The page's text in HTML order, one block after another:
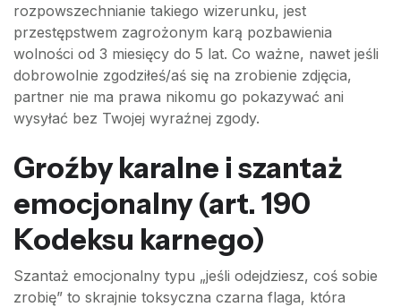
rozpowszechnianie takiego wizerunku, jest
przestępstwem zagrożonym karą pozbawienia
wolności od 3 miesięcy do 5 lat. Co ważne, nawet jeśli
dobrowolnie zgodziłeś/aś się na zrobienie zdjęcia,
partner nie ma prawa nikomu go pokazywać ani
wysyłać bez Twojej wyraźnej zgody.
Groźby karalne i szantaż
emocjonalny (art. 190
Kodeksu karnego)
Szantaż emocjonalny typu „jeśli odejdziesz, coś sobie
zrobię” to skrajnie toksyczna czarna flaga, która